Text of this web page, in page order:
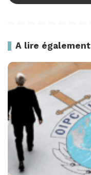
A lire également